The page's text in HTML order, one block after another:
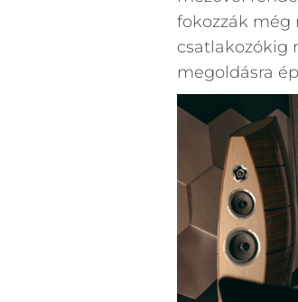
fokozzák még
csatlakozókig
megoldásra